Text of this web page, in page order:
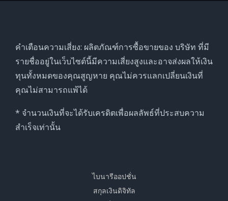
คำเตือนความเสี่ยง: ผลิตภัณฑ์การซื้อขายของ บริษัท ที่มี
รายชื่ออยู่ในเว็บไซต์นี้มีความเสี่ยงสูงและอาจส่งผลให้เงิน
ทุนทั้งหมดของคุณสูญหาย คุณไม่ควรแลกเปลี่ยนเงินที่
คุณไม่สามารถแพ้ได้
* จำนวนเงินที่จะได้รับเครดิตเพื่อผลลัพธ์ที่ประสบความ
สำเร็จเท่านั้น
ไบนารีออปชั่น
สกุลเงินดิจิทัล